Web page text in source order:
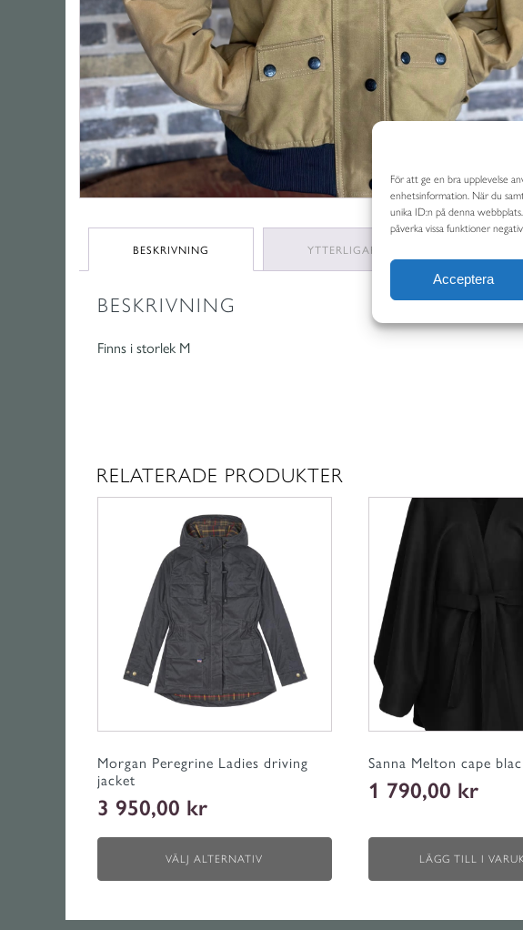
För att ge en bra upplevelse
enhetsinformation. När du
unika ID:n på denna
påverka vissa funktioner
Acceptera
BESKRIVNING YTTERLIGARE INFORMATION
BESKRIVNING
Finns i storlek M
RELATERADE PRODUKTER
Morgan Peregrine Ladies driving
jacket
3 950,00 kr
VÄLJ ALTERNATIV
varianter.
alternativen
väljas
Sanna Melton cape
1 790,00 kr
LÄGG TILL I